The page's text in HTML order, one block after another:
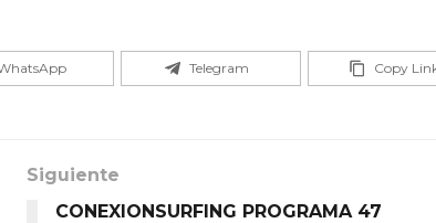
Telegram Copy
Siguiente
CONEXIONSURFING PROGRAMA 47